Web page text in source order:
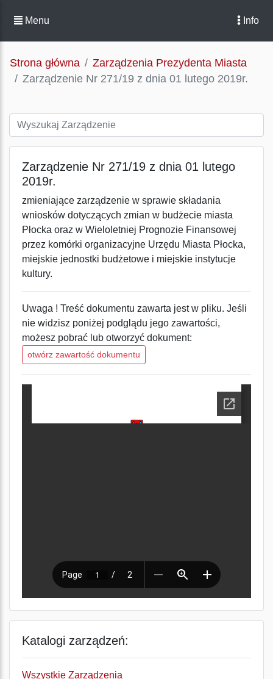
Menu Info
Strona główna
Zarządzenia Prezydenta Miasta
Zarządzenie Nr 271/19 z dnia 01 lutego 2019r.
Zarządzenie Nr 271/19 z dnia 01 lutego
2019r.
zmieniające zarządzenie w sprawie składania
wniosków dotyczących zmian w budżecie miasta
Płocka oraz w Wieloletniej Prognozie Finansowej
przez komórki organizacyjne Urzędu Miasta Płocka,
miejskie jednostki budżetowe i miejskie instytucje
kultury.
Uwaga ! Treść dokumentu zawarta jest w pliku. Jeśli
nie widzisz poniżej podglądu jego zawartości,
możesz pobrać lub otworzyć dokument:
otwórz zawartość dokumentu
Katalogi zarządzeń:
Wszystkie Zarządzenia